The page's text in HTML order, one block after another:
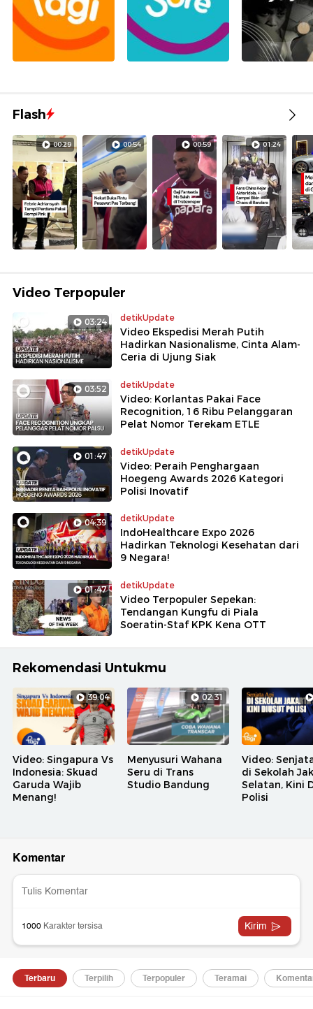
Flash
00:29 00:54 00:59 01:24
Video Terpopuler
03:24 detikUpdate
Video Ekspedisi Merah Putih
Hadirkan Nasionalisme, Cinta Alam-
Ceria di Ujung Siak
03:52 detikUpdate
Video: Korlantas Pakai Face
Recognition, 16 Ribu Pelanggaran
Pelat Nomor Terekam ETLE
01:47 detikUpdate
Video: Peraih Penghargaan
Hoegeng Awards 2026 Kategori
Polisi Inovatif
04:39 detikUpdate
IndoHealthcare Expo 2026
Hadirkan Teknologi Kesehatan dari
9 Negara!
01:47 detikUpdate
Video Terpopuler Sepekan:
Tendangan Kungfu di Piala
Soeratin-Staf KPK Kena OTT
Rekomendasi Untukmu
39:04
Video: Singapura Vs
Indonesia: Skuad
Garuda Wajib
Menang!
02:31
Menyusuri Wahana
Seru di Trans
Studio Bandung
Video:
di Sekolah
Selatan, Kini
Polisi